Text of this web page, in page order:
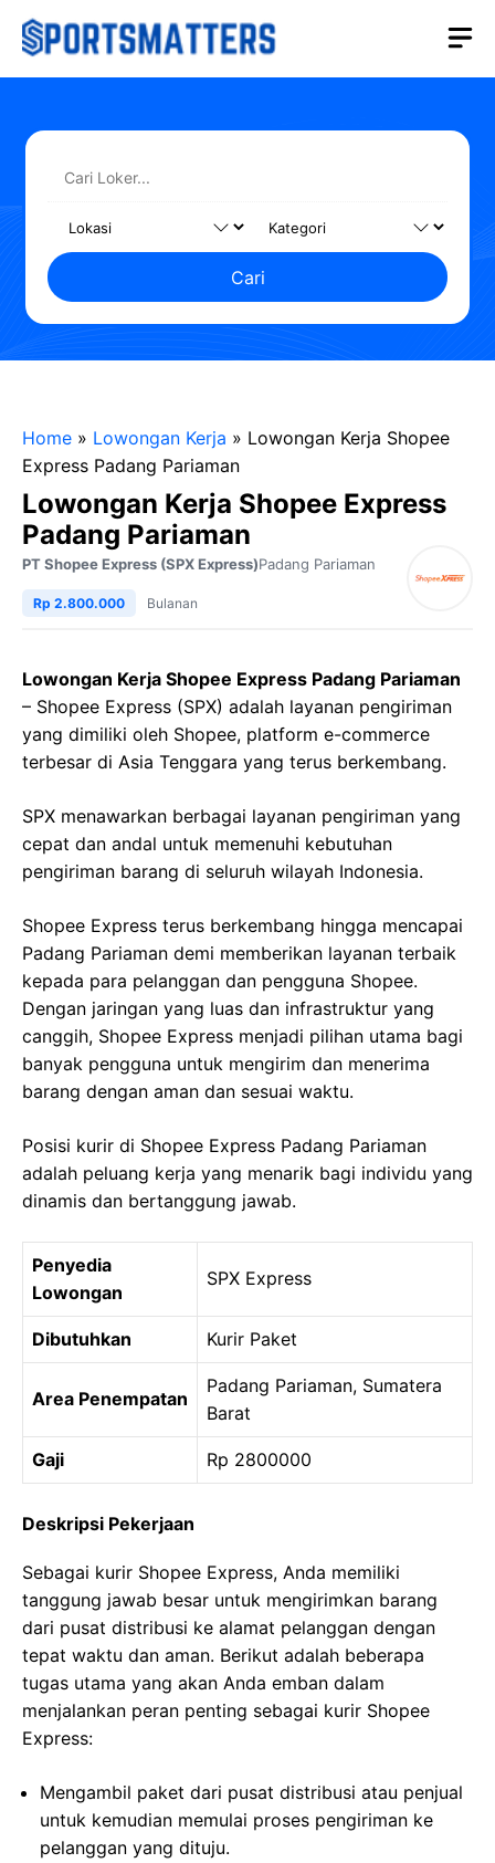
Langsung
Cari
Home » Lowongan Kerja » Lowongan Kerja Shopee
Express Padang Pariaman
Lowongan Kerja Shopee Express
Padang Pariaman
PT Shopee Express (SPX Express)Padang Pariaman
Rp 2.800.000 Bulanan
Lowongan Kerja Shopee Express Padang Pariaman
– Shopee Express (SPX) adalah layanan pengiriman
yang dimiliki oleh Shopee, platform e-commerce
terbesar di Asia Tenggara yang terus berkembang.
SPX menawarkan berbagai layanan pengiriman yang
cepat dan andal untuk memenuhi kebutuhan
pengiriman barang di seluruh wilayah Indonesia.
Shopee Express terus berkembang hingga mencapai
Padang Pariaman demi memberikan layanan terbaik
kepada para pelanggan dan pengguna Shopee.
Dengan jaringan yang luas dan infrastruktur yang
canggih, Shopee Express menjadi pilihan utama bagi
banyak pengguna untuk mengirim dan menerima
barang dengan aman dan sesuai waktu.
Posisi kurir di Shopee Express Padang Pariaman
adalah peluang kerja yang menarik bagi individu yang
dinamis dan bertanggung jawab.
Penyedia
Lowongan
SPX Express
Dibutuhkan Kurir Paket
Area Penempatan
Padang Pariaman, Sumatera
Barat
Gaji Rp 2800000
Deskripsi Pekerjaan
Sebagai kurir Shopee Express, Anda memiliki
tanggung jawab besar untuk mengirimkan barang
dari pusat distribusi ke alamat pelanggan dengan
tepat waktu dan aman. Berikut adalah beberapa
tugas utama yang akan Anda emban dalam
menjalankan peran penting sebagai kurir Shopee
Express:
Mengambil paket dari pusat distribusi atau penjual
untuk kemudian memulai proses pengiriman ke
pelanggan yang dituju.